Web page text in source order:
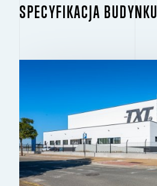
SPECYFIKACJA BUDYNKU